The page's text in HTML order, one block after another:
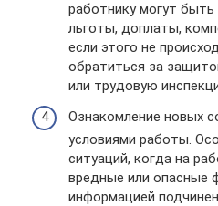
работнику могут
льготы, доплаты,
если этого не
обратиться за
или трудовую
Ознакомление новых
условиями работы.
ситуаций, когда на
вредные или опасные
информацией